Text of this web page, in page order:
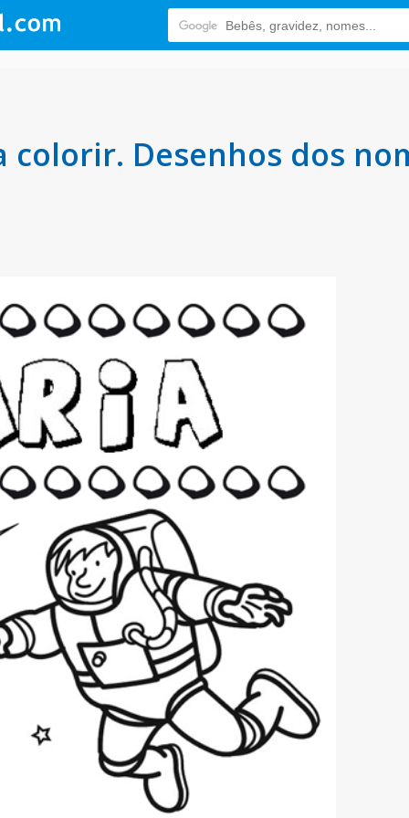
colorir. Desenhos dos